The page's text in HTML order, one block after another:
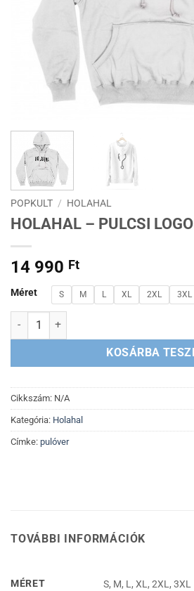
POPKULT / HOLAHAL
HOLAHAL – PULCSI
14 990 Ft
Méret S M L XL 2XL 3XL
Holahal - Pulcsi logo szürke mennyiség
KOSÁRBA
Cikkszám: N/A
Kategória: Holahal
Címke: pulóver
TOVÁBBI INFORMÁCIÓK
MÉRET S, M, L, XL, 2XL, 3XL